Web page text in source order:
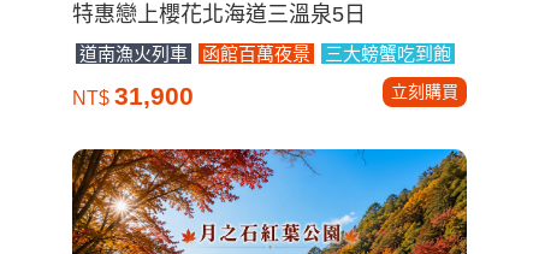
特惠戀上櫻花北海道三溫泉5日
道南漁火列車 函館百萬夜景 三大螃蟹吃到飽
NT$ 31,900 立刻購買